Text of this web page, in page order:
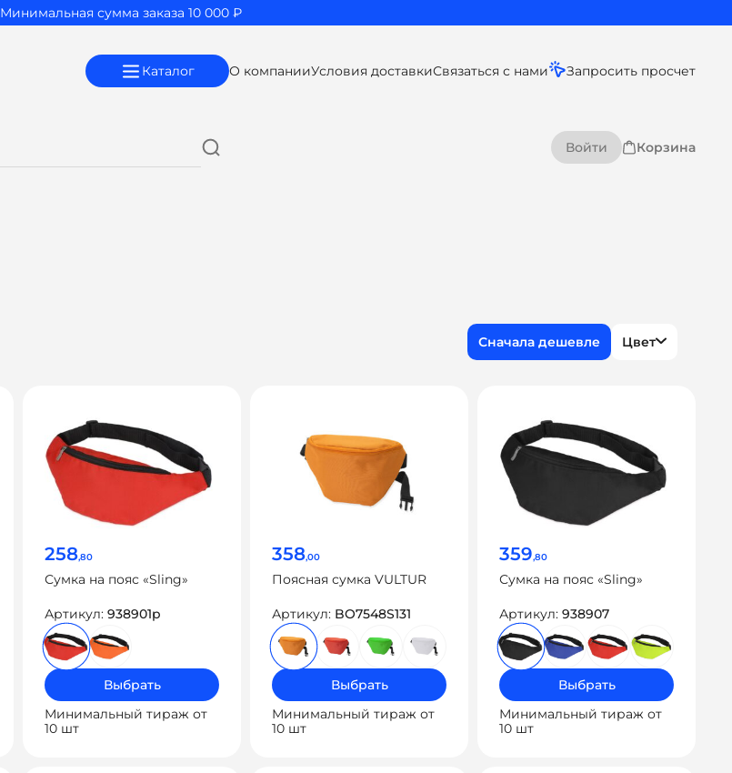
Минимальная сумма заказа 10 000 ₽
Каталог О компанииУсловия доставкиСвязаться с нами Запросить просчет
Войти Корзина
Цвет
258,80
Сумка на пояс «Sling»
Артикул: 938901p
Выбрать
Минимальный тираж от
10 шт
358,00
Поясная сумка VULTUR
Артикул: BO7548S131
Выбрать
Минимальный тираж от
10 шт
359,80
Сумка на пояс «Sling»
Артикул: 938907
Выбрать
Минимальный тираж от
10 шт